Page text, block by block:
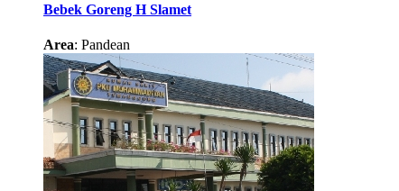
Bebek Goreng H Slamet
Area: Pandean